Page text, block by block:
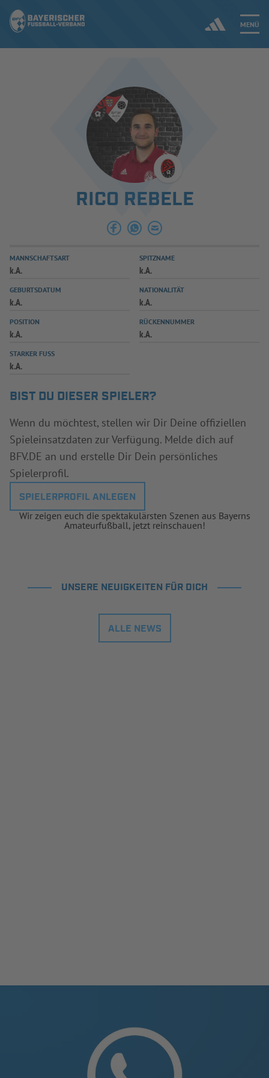
MENÜ
ERGEBNISSE & WETTBEWERBE
SPIELBETRIEB & VERBANDSLEBEN
AUSBILDUNG & FÖRDERUNG
SPIELPLUS
RICO REBELE
MANNSCHAFTSART
k.A.
SPITZNAME
k.A.
GEBURTSDATUM
k.A.
NATIONALITÄT
k.A.
POSITION
k.A.
RÜCKENNUMMER
k.A.
STARKER FUSS
k.A.
BIST DU DIESER SPIELER?
Wenn du möchtest, stellen wir Dir Deine offiziellen
Spieleinsatzdaten zur Verfügung. Melde dich auf
BFV.DE an und erstelle Dir Dein persönliches
Spielerprofil.
SPIELERPROFIL ANLEGEN
Wir zeigen euch die spektakulärsten Szenen aus Bayerns
Amateurfußball, jetzt reinschauen!
UNSERE NEUIGKEITEN FÜR DICH
ALLE NEWS